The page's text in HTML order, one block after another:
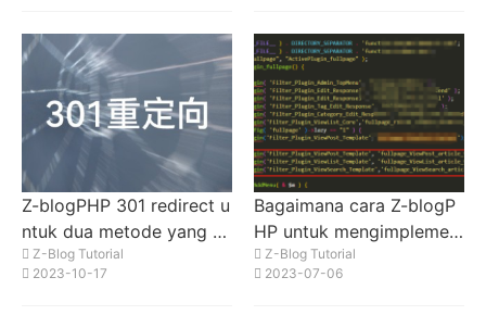
Z-blogPHP 301 redirect u
ntuk dua metode yang b
erbeda yang diimplement
asikan menggunakan kod
Z-Blog Tutorial
2023-10-17
Bagaimana cara Z-blogP
HP untuk mengimplemen
tasikan warna judul artik
el kustom? Bagaimana ca
Z-Blog Tutorial
2023-07-06